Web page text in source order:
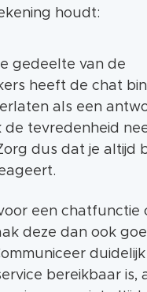
houdt:
gedeelte van de
heeft de chat
als een
de tevredenheid
dus dat je altijd
een chatfunctie
deze dan ook
bereikbaar is,